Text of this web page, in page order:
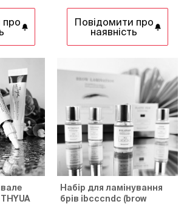
про
Повідомити про
наявність
Набір для ламінування
брів ibcccndc (brow